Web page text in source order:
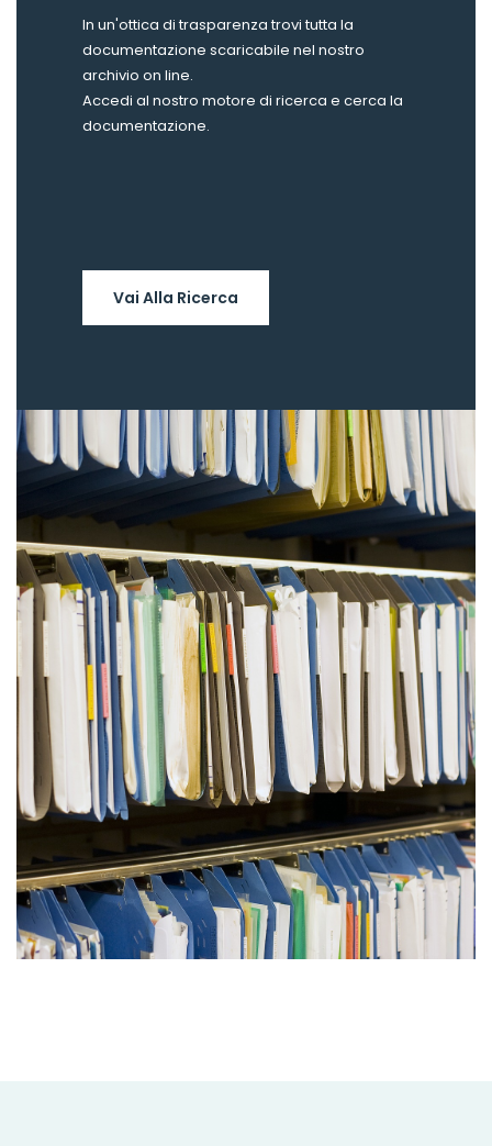
In un'ottica di trasparenza trovi tutta la
documentazione scaricabile nel nostro
archivio on line.
Accedi al nostro motore di ricerca e cerca la
documentazione.
Vai Alla Ricerca